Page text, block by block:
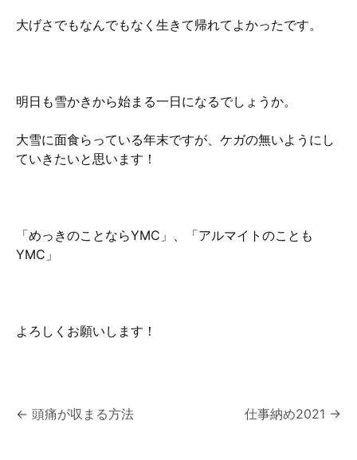
大げさでもなんでもなく生きて帰れてよかったです。
明日も雪かきから始まる一日になるでしょうか。
大雪に面食らっている年末ですが、ケガの無いようにし
ていきたいと思います！
「めっきのことならYMC」、「アルマイトのことも
YMC」
よろしくお願いします！
投
← 頭痛が収まる方法 仕事納め2021 →